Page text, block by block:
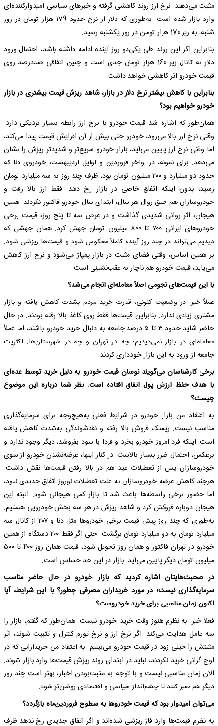
مثبت می‌دهند. نرخ ارز روند کاهشی گرفته و خبرهای سیاسی امیدوارکننده‌ای
وارد بازار شده است. به‌طوری که دلار از نرخ حدود 179 هزار تومان در روز
شنبه، به زیر 170 هزار تومان در روز یکشنبه رسید.
بنابراین اگر این روند طی یکی‌دو روز آینده ادامه داشته باشد، احتمال ورود
دلار به کانال زیر 160 هزار تومان جدی است و چنین اتفاقی صددرصد روی
قیمت خودرو اثر کاهشی خواهد داشت.
بنابراین با کاهش بیشتر نرخ دلار در بازار، شاهد ریزش قیمت بیشتری در بازار
خودرو خواهیم بود؟
همان‌طور که اشاره شد قیمت خودرو با نرخ ارز رابطه بسیار نزدیکی دارد.
وقتی نرخ ارز بالا می‌رود، خودرو حتی بیش از آن افزایش قیمت پیدا می‌کند،
اما وقتی نرخ ارز پایین می‌آید، بازار خودرو سریع‌تر و شدیدتر ریزش را نشان
می‌دهد. برای نمونه، در اواخر فروردین و اوایل اردیبهشت، خودروی دنا که
حدود دو میلیارد و ۲۰۰ میلیون تومان بود، ظرف چند روز به سه میلیارد تومان
رسید؛ بدون اینکه اتفاق خاصی در بازار رخ دهد. فقط ارز بالا رفت و
خودروسازان هم طبق روال هر سال، ابتدای سال خودرو فاکتور نکردند. همین
هیجان، اثر روانی شدیدی گذاشت و در عرض سه تا پنج روز، قیمت برخی
خودروهای ایرانی ۷۰۰ تا ۸۰۰ میلیون تومان جهش کرد. همان جهشی که
دیدیم می‌تواند در چند روز آینده کاملاً معکوس شود و قیمت‌ها ریزشی شود.
بر همین اساس، وقتی فضای مثبت در بازار پمپاژ می‌شود و نرخ ارز کاهش
می‌یابد، قیمت خودرو هم ناچار به عقب‌نشینی است.
با این قیمت‌های نجومی اصلاً معامله‌ای انجام می‌شد؟
عملاً خیر. در وضعیت کنونی، قدرت خرید مردم بشدت کاهش یافته و بازار
مشتری زیادی ندارد. بنابراین قیمت‌ها فقط روی کاغذ بالا رفته بودند. در حال
حاضر شاید حدود ۳ تا ۵ درصد جامعه به دنبال خرید خودرو باشند، اما عملاً
معامله‌ای در بازار نمی‌دیدیم؛ چه در تهران و چه در شهرستان‌ها. اکثریت
جامعه از ورود به این بازار خودداری کردند.
برخی کارشناسان می‌گویند نوسان قیمت خودرو به دلیل خرید توسط عده‌ای
با هدف حفظ ارزش پول اتفاق افتاده است. نظر شما درباره این موضوع
چیست؟
به اعتقاد من بازار خودرو در شرایط فعلی به‌هیچ‌وجه برای سرمایه‌گذاری
مناسب نیست. ریسک فروش بالا رفته و نقدشوندگی به‌شدت کاهش یافته
است. اینکه فرد امروز خودرو بخرد و فردا با سود بفروشد، دیگر وجود ندارد و
برعکس، احتمال ضرر بسیار بالاست. در کنار اینها، عرضه‌نشدن خودرو از سوی
خودروسازان پس از تعطیلات عید هم در بالا رفتن قیمت‌ها نقش داشت.
هرچند کاهش عرضه خودروسازان به علت تعطیلات نوروز اتفاق جدیدی نبود،
اما حضور برخی واسطه‌ها باعث شد تا بازار کمی هیجانی شود. البته این
هیجان دوباره فروکش کرد و شاهد ریزش در هر سه بخش خودرویی هستیم.
به‌طوری که چند روز پیش قیمت برخی خودروها مثل دنا و ۲۰۷ از کانال سه
میلیارد تومان به دو میلیارد تومان برگشت. حتی اگر فقط ۲۰۰ دستگاه از همین
خودرو در تهران فاکتور و همان روز تحویل شود، قیمت همان روز ۴۰۰ تا ۵۰۰
میلیون تومان دیگر پایین می‌آید. بازار در این حد حساس است.
در صحبت‌هایتان اشاره کردید که بازار خودرو در حال حاضر مناسب
سرمایه‌گذاری نیست؛ در مورد خریداران مصرفی چطور؟ با این شرایط، آیا
اکنون زمان مناسبی برای خرید خودروست؟​
فعلاً خیر. به نظرم هنوز وقت خرید خودرو نیست. همان‌طور که گفتم، بازار را
سه عامل هدایت می‌کند. اگر نرخ ارز و نرخ تورم کنترل و تثبیت شوند، اثر
مثبتش را خیلی زود در قیمت خودرو می‌بینیم. به اعتقاد من خریدارانی که در
اوج گرانی خرید نکردند، نباید در ابتدای روند ریزش قیمت‌ها وارد بازار شوند.
الان زمان مناسبی نیست و با توجه به مثبت‌بودن اخبار، بهتر است چند روز
دیگر هم صبر کنند تا چشم‌انداز سیاسی و اقتصادی روشن‌تر شود.
می‌توان امیدوار بود که قیمت خودروها به سطوح فروردین‌ماه بازگردد؟
به نظرم قیمت‌ها وارد فاز ریزشی شده‌اند و اگر اتفاق جدیدی رخ ندهد ظرف